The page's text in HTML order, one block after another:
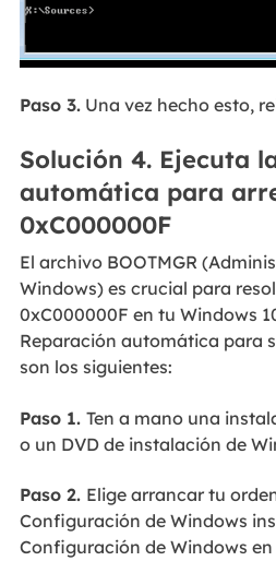
Paso 3.Una vez hecho esto,
Solución 4. Ejecuta
automática para
0xC000000F
El archivo BOOTMGR
Windows) es crucial para
0xC000000F en tu Windows
Reparación automática para
son los siguientes:
Paso 1. Ten a mano una
o un DVD de instalación de
Paso 2. Elige arrancar tu
Configuración de Windows
Configuración de Windows en